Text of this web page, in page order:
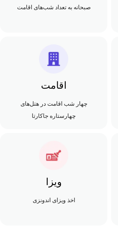
صبحانه به تعداد شب‌های اقامت
اقامت
چهار شب اقامت در هتل‌های
چهارستاره جاکارتا
ویزا
اخذ ویزای اندونزی